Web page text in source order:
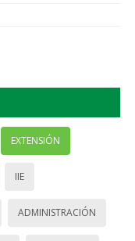
EXTENSIÓN
IIE
ADMINISTRACIÓN